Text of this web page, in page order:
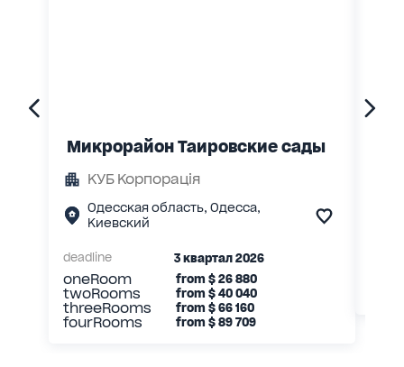
Микрорайон Таировские сады
КУБ Корпорація
Одесская область, Одесса,
Киевский
deadline 3 квартал 2026
oneRoom from $ 26 880
twoRooms from $ 40 040
threeRooms from $ 66 160
fourRooms from $ 89 709